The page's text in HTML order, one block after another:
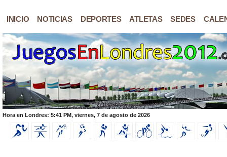
INICIO NOTICIAS DEPORTES ATLETAS SEDES
Hora en Londres: 5:41 PM, viernes, 7 de agosto de 2026